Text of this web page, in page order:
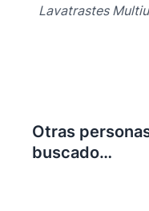
Lavatrastes
Otras
buscado…